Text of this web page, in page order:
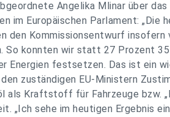
Angelika Mlinar über
im Europäischen Parlament: „Die
den Kommissionsentwurf insofern
konnten wir statt 27 Prozent
Energien festsetzen. Das ist ein
zuständigen EU-Ministern
als Kraftstoff für Fahrzeuge bzw.
„Ich sehe im heutigen Ergebnis